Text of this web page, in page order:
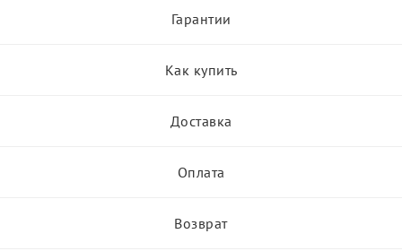
Гарантии
Как купить
Доставка
Оплата
Возврат